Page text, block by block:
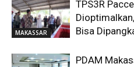
MAKASSAR
TPS3R
Bisa
PDAM